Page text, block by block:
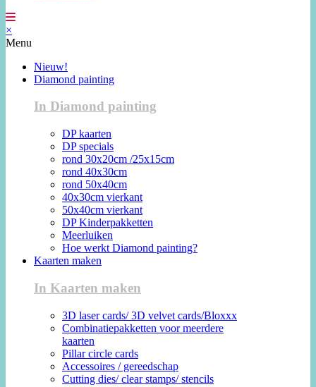
×
Menu
Nieuw!
Diamond painting
In Diamond painting
DP kaarten
DP specials
rond 30x20cm /25x15cm
rond 40x30cm
rond 50x40cm
40x30cm vierkant
50x40cm vierkant
DP Kinderpakketten
Meerluiken
Hoe werkt Diamond painting?
Kaarten maken
In Kaarten maken
3D laser cards/ 3D velvet cards/Bloxxx
Combinatiepakketten voor meerdere
kaarten
Pillar circle cards
Accessoires / gereedschap
Cutting dies/ clear stamps/ stencils